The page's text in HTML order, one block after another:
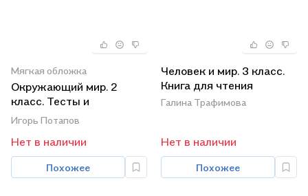
Мягкая обложка
Окружающий мир. 2
класс. Тесты и
самостоятельные
работы для текущего
контроля. К учебнику Г.Г.
Ивченковой, И.В.
Потапова "Окружающий
Игорь Потапов
Нет в наличии
Похожее
Человек и мир. 3 класс.
Книга для чтения
Галина Трафимова
Нет в наличии
Похожее